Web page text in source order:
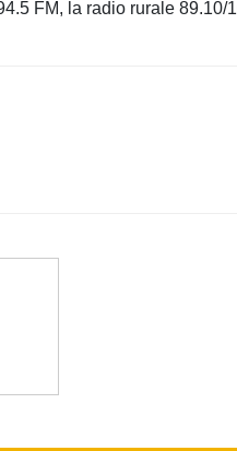
FM, la radio rurale 89.10/